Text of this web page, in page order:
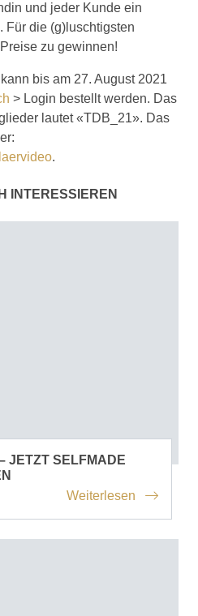
und jeder Kunde ein
Für die (g)luschtigsten
zu gewinnen!
bis am 27. August 2021
> Login bestellt werden. Das
lautet «TDB_21». Das
.
INTERESSIEREN
JETZT SELFMADE
Weiterlesen